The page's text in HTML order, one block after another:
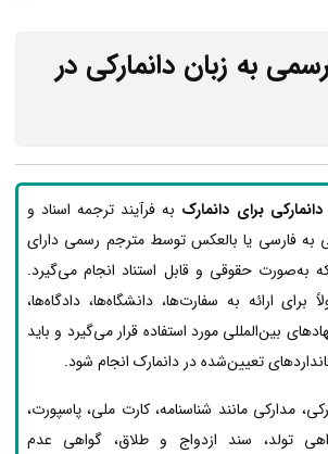
به زبان دانمارکی در
دانمارکی برای دانمارک به فرآیند ترجمه اسناد و
به فارسی یا بالعکس توسط مترجم رسمی دارای
به‌صورت حقوقی و قابل استناد انجام می‌گیرد.
برای ارائه به سفارت‌ها، دانشگاه‌ها، دادگاه‌ها،
بین‌المللی مورد استفاده قرار می‌گیرد و باید
تعیین‌شده در دانمارک انجام شود.
مدارکی مانند شناسنامه، کارت ملی، پاسپورت،
تولد، سند ازدواج و طلاق، گواهی عدم